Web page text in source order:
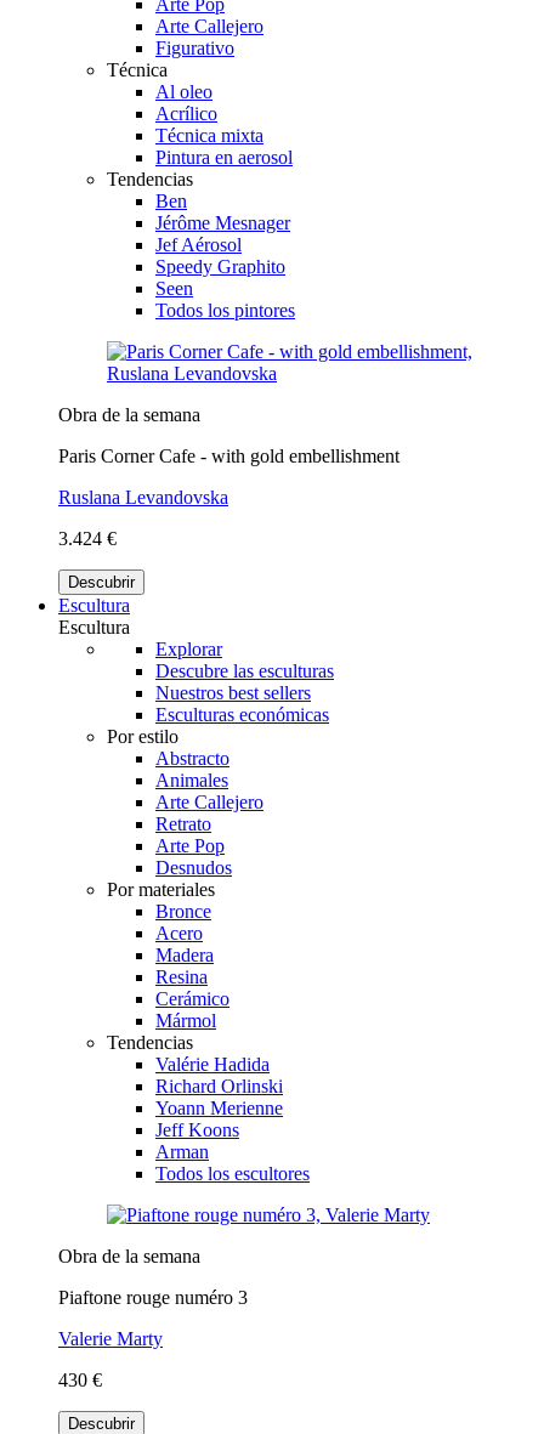
Arte Callejero
Figurativo
Técnica
Al oleo
Acrílico
Técnica mixta
Pintura en aerosol
Tendencias
Ben
Jérôme Mesnager
Jef Aérosol
Speedy Graphito
Seen
Todos los pintores
Obra de la semana
Paris Corner Cafe - with gold embellishment
Ruslana Levandovska
3.424 €
Descubrir
Escultura
Escultura
Explorar
Descubre las esculturas
Nuestros best sellers
Esculturas económicas
Por estilo
Abstracto
Animales
Arte Callejero
Retrato
Arte Pop
Desnudos
Por materiales
Bronce
Acero
Madera
Resina
Cerámico
Mármol
Tendencias
Valérie Hadida
Richard Orlinski
Yoann Merienne
Jeff Koons
Arman
Todos los escultores
Obra de la semana
Piaftone rouge numéro 3
Valerie Marty
430 €
Descubrir